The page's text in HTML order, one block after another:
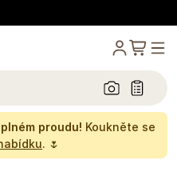
proudu! Koukněte se
. 🌷